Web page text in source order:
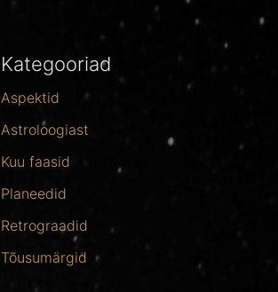
Kategooriad
Aspektid
Astroloogiast
Kuu faasid
Planeedid
Retrograadid
Tõusumärgid